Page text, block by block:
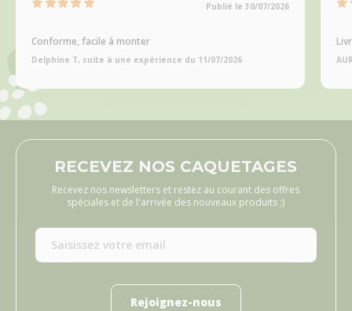
Publié le 30/07/2026
Conforme, facile à monter
Delphine T, suite à une expérience du 11/07/2026
RECEVEZ NOS CAQUETAGES
Recevez nos newsletters et restez au courant des offres
spéciales et de l'arrivée des nouveaux produits ;)
Rejoignez-nous